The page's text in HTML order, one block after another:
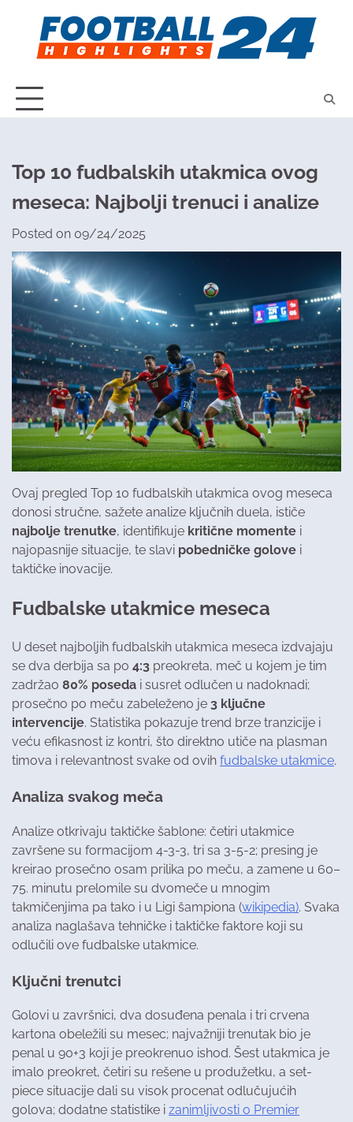
content
Top 10 fudbalskih utakmica ovog
meseca: Najbolji trenuci i analize
Posted on 09/24/2025
Ovaj pregled Top 10 fudbalskih utakmica ovog meseca
donosi stručne, sažete analize ključnih duela, ističe
najbolje trenutke, identifikuje kritične momente i
najopasnije situacije, te slavi pobedničke golove i
taktičke inovacije.
Fudbalske utakmice meseca
U deset najboljih fudbalskih utakmica meseca izdvajaju
se dva derbija sa po 4:3 preokreta, meč u kojem je tim
zadržao 80% poseda i susret odlučen u nadoknadi;
prosečno po meču zabeleženo je 3 ključne
intervencije. Statistika pokazuje trend brze tranzicije i
veću efikasnost iz kontri, što direktno utiče na plasman
timova i relevantnost svake od ovih fudbalske utakmice.
Analiza svakog meča
Analize otkrivaju taktičke šablone: četiri utakmice
završene su formacijom 4-3-3, tri sa 3-5-2; presing je
kreirao prosečno osam prilika po meču, a zamene u 60–
75. minutu prelomile su dvomeče u mnogim
takmičenjima pa tako i u Ligi šampiona (wikipedia). Svaka
analiza naglašava tehničke i taktičke faktore koji su
odlučili ove fudbalske utakmice.
Ključni trenutci
Golovi u završnici, dva dosuđena penala i tri crvena
kartona obeležili su mesec; najvažniji trenutak bio je
penal u 90+3 koji je preokrenuo ishod. Šest utakmica je
imalo preokret, četiri su rešene u produžetku, a set-
piece situacije dali su visok procenat odlučujućih
golova; dodatne statistike i zanimljivosti o Premier